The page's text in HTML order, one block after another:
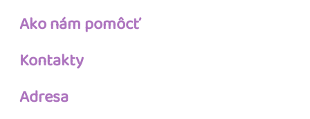
Ako nám pomôcť
Kontakty
Adresa